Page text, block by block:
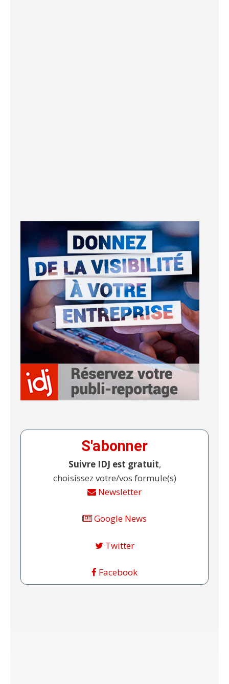
S'abonner
Suivre IDJ est gratuit,
choisissez votre/vos formule(s)
Newsletter
Google News
Twitter
Facebook